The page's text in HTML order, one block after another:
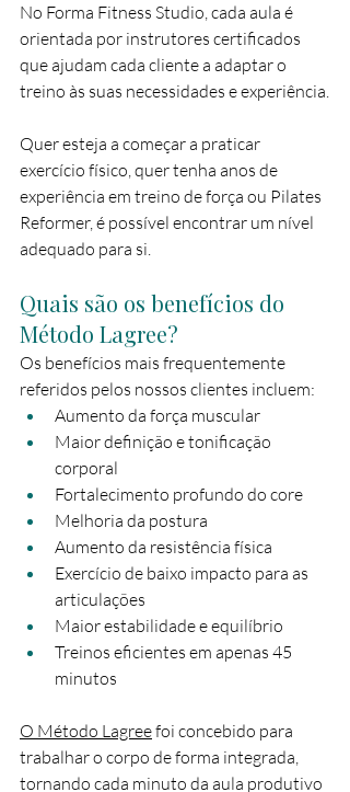
No Forma Fitness Studio, cada aula é
orientada por instrutores certificados
que ajudam cada cliente a adaptar o
treino às suas necessidades e experiência.
Quer esteja a começar a praticar
exercício físico, quer tenha anos de
experiência em treino de força ou Pilates
Reformer, é possível encontrar um nível
adequado para si.
Quais são os benefícios do
Método Lagree?
Os benefícios mais frequentemente
referidos pelos nossos clientes incluem:
Aumento da força muscular
Maior definição e tonificação
corporal
Fortalecimento profundo do core
Melhoria da postura
Aumento da resistência física
Exercício de baixo impacto para as
articulações
Maior estabilidade e equilíbrio
Treinos eficientes em apenas 45
minutos
O Método Lagree foi concebido para
trabalhar o corpo de forma integrada,
tornando cada minuto da aula produtivo